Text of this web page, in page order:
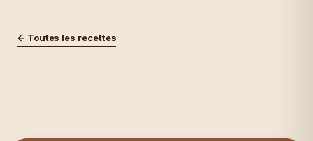
← Toutes les recettes